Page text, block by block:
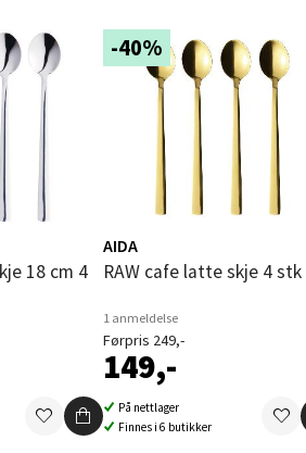
-40%
AIDA
RAW cafe latte skje 4
1 anmeldelse
Førpris 249,-
149,-
På nettlager
Finnes i 6 butikker
Åpent i dag 10-20
0 i butikk
Molde - Moldetorget
Torget 1, 6413 Molde
Åpent i dag 10-20
0 i butikk
Narvik - Thon Senter
Bolagsgata 1, 8514 Narvik
Åpent i dag 10-20